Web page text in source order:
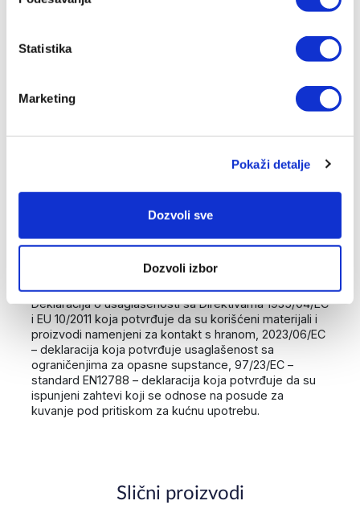
Statistika
Marketing
Pokaži detalje
Dozvoli sve
Dozvoli izbor
nastala nepravilnom upotrebom proizvoda. Kako biste
2,5
2,1
Analogni termokontrolor.
SERTIFIKATI/DEKLARACIJE
Deklaracija o usaglašenosti sa Direktivama 1935/04/EC
i EU 10/2011 koja potvrđuje da su korišćeni materijali i
proizvodi namenjeni za kontakt s hranom, 2023/06/EC
– deklaracija koja potvrđuje usaglašenost sa
ograničenjima za opasne supstance, 97/23/EC –
standard EN12788 – deklaracija koja potvrđuje da su
ispunjeni zahtevi koji se odnose na posude za
kuvanje pod pritiskom za kućnu upotrebu.
Slični proizvodi